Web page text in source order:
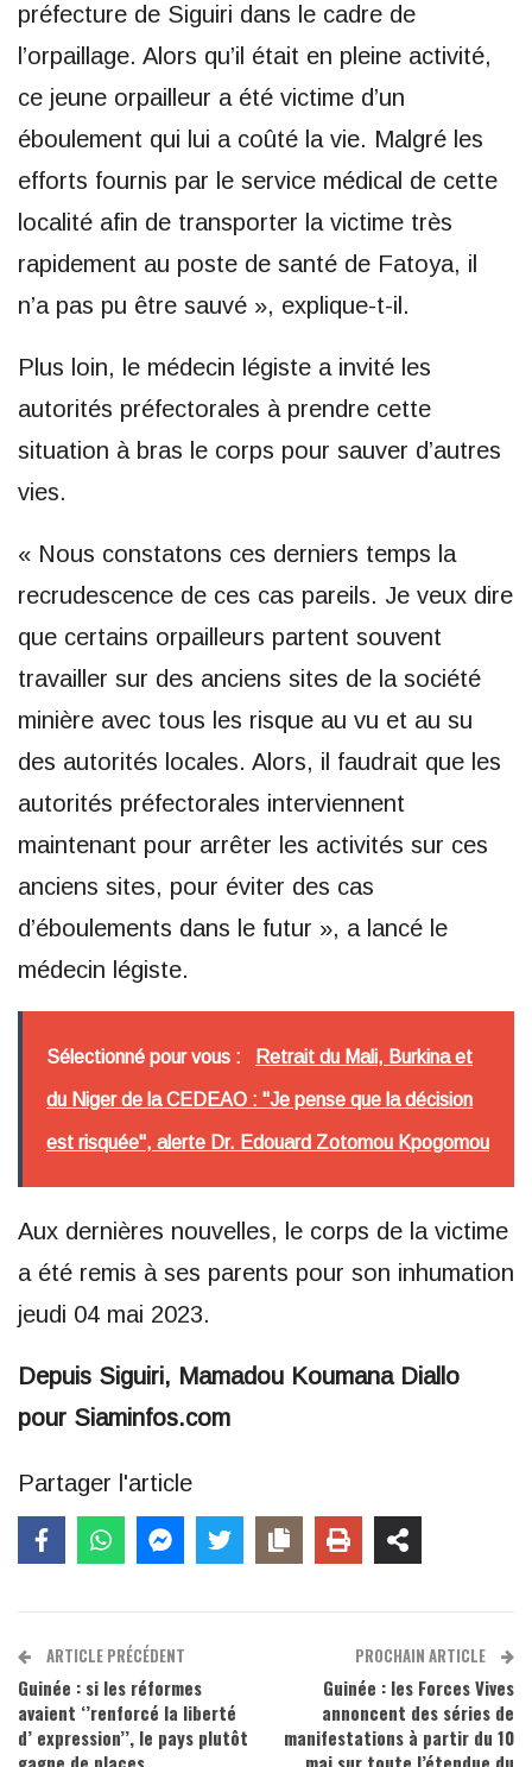
préfecture de Siguiri dans le cadre de
l’orpaillage. Alors qu’il était en pleine activité,
ce jeune orpailleur a été victime d’un
éboulement qui lui a coûté la vie. Malgré les
efforts fournis par le service médical de cette
localité afin de transporter la victime très
rapidement au poste de santé de Fatoya, il
n’a pas pu être sauvé », explique-t-il.
Plus loin, le médecin légiste a invité les
autorités préfectorales à prendre cette
situation à bras le corps pour sauver d’autres
vies.
« Nous constatons ces derniers temps la
recrudescence de ces cas pareils. Je veux dire
que certains orpailleurs partent souvent
travailler sur des anciens sites de la société
minière avec tous les risque au vu et au su
des autorités locales. Alors, il faudrait que les
autorités préfectorales interviennent
maintenant pour arrêter les activités sur ces
anciens sites, pour éviter des cas
d’éboulements dans le futur », a lancé le
médecin légiste.
Sélectionné pour vous : Retrait du Mali, Burkina et
du Niger de la CEDEAO : "Je pense que la décision
est risquée", alerte Dr. Edouard Zotomou Kpogomou
Aux dernières nouvelles, le corps de la victime
a été remis à ses parents pour son inhumation
jeudi 04 mai 2023.
Depuis Siguiri, Mamadou Koumana Diallo
pour Siaminfos.com
Partager l'article
ARTICLE PRÉCÉDENT
Guinée : si les réformes
avaient ‘’renforcé la liberté
d’ expression’’, le pays plutôt
PROCHAIN ARTICLE
Guinée : les Forces Vives
annoncent des séries de
manifestations à partir du 10